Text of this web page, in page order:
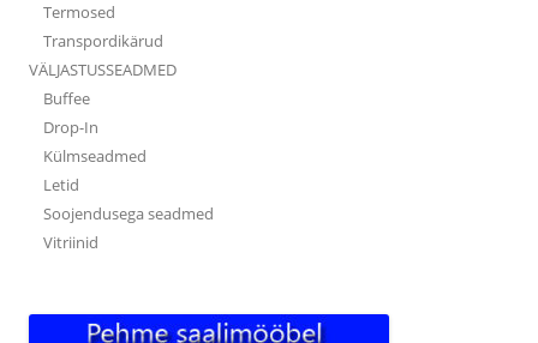
Termosed
Transpordikärud
VÄLJASTUSSEADMED
Buffee
Drop-In
Külmseadmed
Letid
Soojendusega seadmed
Vitriinid